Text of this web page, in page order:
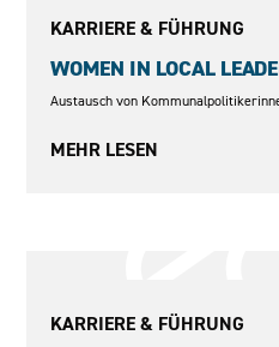
KARRIERE & FÜHRUNG
WOMEN IN LOCAL
Austausch von
MEHR LESEN
KARRIERE & FÜHRUNG